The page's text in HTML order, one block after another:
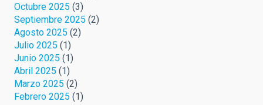
Octubre 2025 (3)
Septiembre 2025 (2)
Agosto 2025 (2)
Julio 2025 (1)
Junio 2025 (1)
Abril 2025 (1)
Marzo 2025 (2)
Febrero 2025 (1)